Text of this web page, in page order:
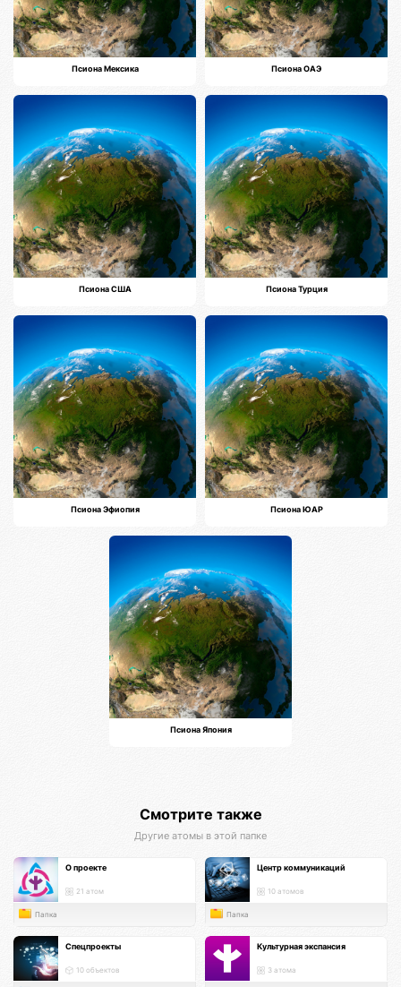
Псиона Мексика Псиона ОАЭ
Псиона США Псиона Турция
Псиона Эфиопия Псиона ЮАР
Псиона Япония
Смотрите также
Другие атомы в этой папке
О проекте
21 атом
Папка
Центр коммуникаций
10 атомов
Папка
Спецпроекты
10 объектов
Культурная экспансия
3 атома